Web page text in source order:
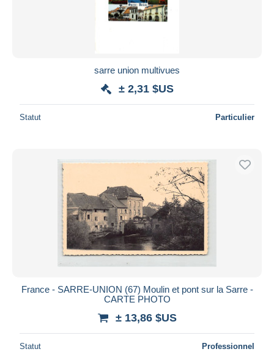
sarre union multivues
± 2,31 $US
Statut Particulier
France - SARRE-UNION (67) Moulin et pont sur la Sarre -
CARTE PHOTO
± 13,86 $US
Statut Professionnel